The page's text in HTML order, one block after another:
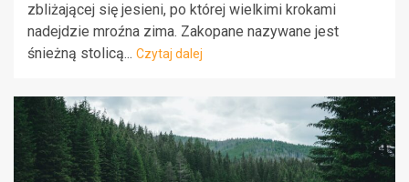
zbliżającej się jesieni, po której wielkimi krokami
nadejdzie mroźna zima. Zakopane nazywane jest
śnieżną stolicą... Czytaj dalej